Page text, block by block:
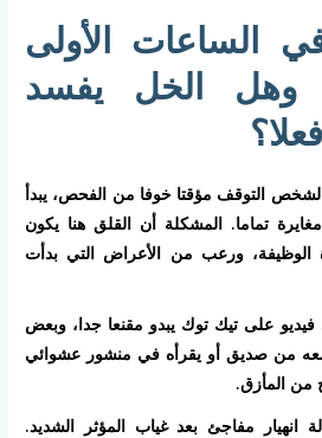
الساعات الأولى
وهل الخل يفسد
التوقف مؤقتا خوفا من الفحص، يبدأ
تماما. المشكلة أن القلق هنا يكون
ورعب من الأعراض التي بدأت
على تيك توك يبدو مقنعا جدا، وبعض
من صديق أو يقرأه في منشور عشوائي
من المأزق.
انهيار مفاجئ بعد غياب المؤثر الشديد.